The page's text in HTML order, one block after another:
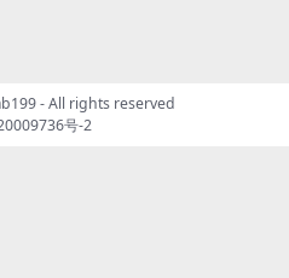
- All rights reserved
号-2